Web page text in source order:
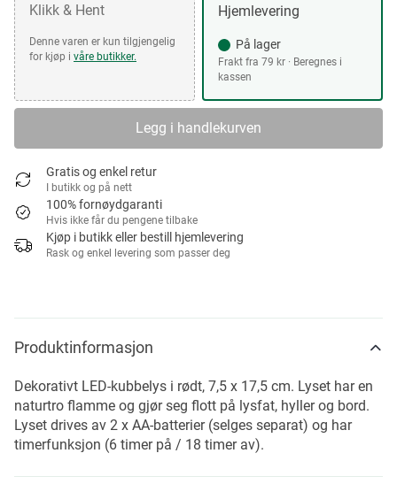
Klikk & Hent
Denne varen er kun tilgjengelig
for kjøp i våre butikker.
Hjemlevering
På lager
Frakt fra 79 kr · Beregnes i
kassen
Legg i handlekurven
Gratis og enkel retur
I butikk og på nett
100% fornøydgaranti
Hvis ikke får du pengene tilbake
Kjøp i butikk eller bestill hjemlevering
Rask og enkel levering som passer deg
Produktinformasjon
Dekorativt LED-kubbelys i rødt, 7,5 x 17,5 cm. Lyset har en
naturtro flamme og gjør seg flott på lysfat, hyller og bord.
Lyset drives av 2 x AA-batterier (selges separat) og har
timerfunksjon (6 timer på / 18 timer av).